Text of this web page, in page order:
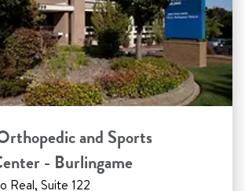
and Sports
- Burlingame
Real, Suite 122